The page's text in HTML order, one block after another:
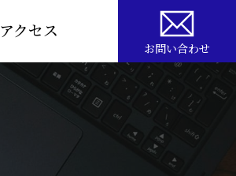
アクセス
お問い合わせ